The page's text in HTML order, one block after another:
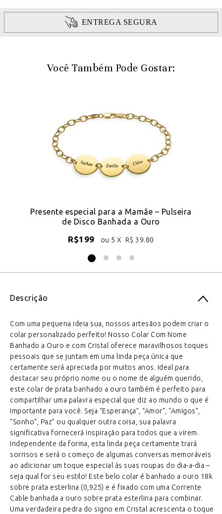
ENTREGA SEGURA
Você Também Pode Gostar:
Presente especial para a Mamãe – Pulseira
de Disco Banhada a Ouro
R$199 ou 5 X R$ 39.80
Descrição
Com uma pequena ideia sua, nossos artesãos podem criar o
colar personalizado perfeito! Nosso Colar Com Nome
Banhado a Ouro e com Cristal oferece maravilhosos toques
pessoais que se juntam em uma linda peça única que
certamente será apreciada por muitos anos. Ideal para
destacar seu próprio nome ou o nome de alguém querido,
este colar de prata banhado a ouro também é perfeito para
compartilhar uma palavra especial que diz ao mundo o que é
importante para você. Seja “Esperança”, “Amor”, “Amigos”,
“Sonho”, Paz” ou qualquer outra coisa, sua palavra
significativa fornecerá inspiração para todos que a virem.
Independente da forma, esta linda peça certamente trará
sorrisos e será o começo de algumas conversas memoráveis
ao adicionar um toque especial às suas roupas do dia-a-dia –
seja qual for seu estilo! Este belo colar é banhado a ouro 18k
sobre prata esterlina (0,925) e é fixado com uma Corrente
Cable banhada a ouro sobre prata esterlina para combinar.
Uma verdadeira pedra do signo em Cristal acrescenta o toque